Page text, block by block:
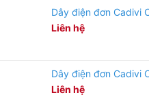
Dây điện đơn Cadivi
Liên hệ
Dây điện đơn Cadivi
Liên hệ